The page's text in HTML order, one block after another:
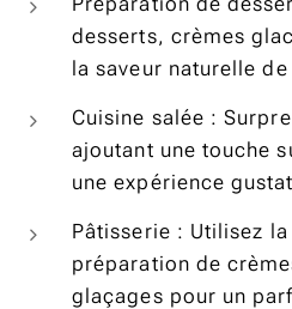
desserts, crèmes
la saveur naturelle
Cuisine salée :
ajoutant une touche
une expérience
Pâtisserie : Utilisez
préparation de
glaçages pour un